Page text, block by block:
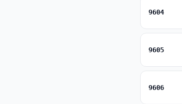
9604
9605
9606